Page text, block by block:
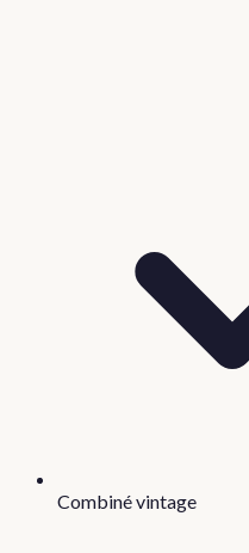
Combiné vintage